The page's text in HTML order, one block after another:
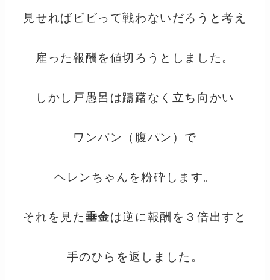
見せればビビって戦わないだろうと考え
雇った報酬を値切ろうとしました。
しかし戸愚呂は躊躇なく立ち向かい
ワンパン（腹パン）で
ヘレンちゃんを粉砕します。
それを見た垂金は逆に報酬を３倍出すと
手のひらを返しました。